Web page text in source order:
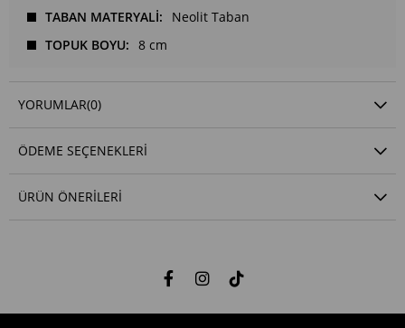
TABAN MATERYALİ
Neolit Taban
TOPUK BOYU
8 cm
YORUMLAR(0)
ÖDEME SEÇENEKLERI
ÜRÜN ÖNERILERI